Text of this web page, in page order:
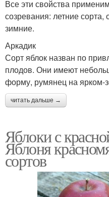
Все эти свойства
созревания: летние
зимние.
Аркадик
Сорт яблок назван по
плодов. Они имеют
форму, румянец на
читать дальше →
Яблоки с
Яблоня
сортов